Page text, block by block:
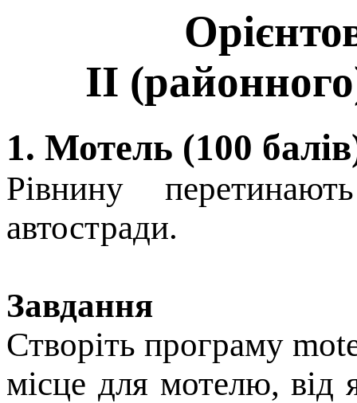
ІІ
1. Мотель (100
Рiвнину
автостради.
Завдання
Створiть програму
мiсце для мотелю, вiд